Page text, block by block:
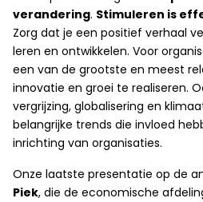
verandering. Stimuleren is
Zorg dat je een positief verhaal
leren en ontwikkelen. Voor
een van de grootste en meest
innovatie en groei te realiseren.
vergrijzing, globalisering en
belangrijke trends die invloed
inrichting van organisaties.
Onze laatste presentatie op de
Piek, die de economische